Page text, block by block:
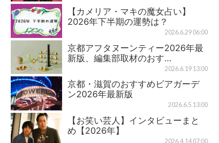
【カメリア・マキの魔女占い】
2026年下半期の運勢は？
2026.6.29 06:00
京都アフタヌーンティー2026年最
新版、編集部取材のおす…
2026.6.19 13:00
京都・滋賀のおすすめビアガーデ
ン2026年最新版
2026.6.5 13:00
【お笑い芸人】インタビューまと
め【2026年】
2026.4.14 07:00